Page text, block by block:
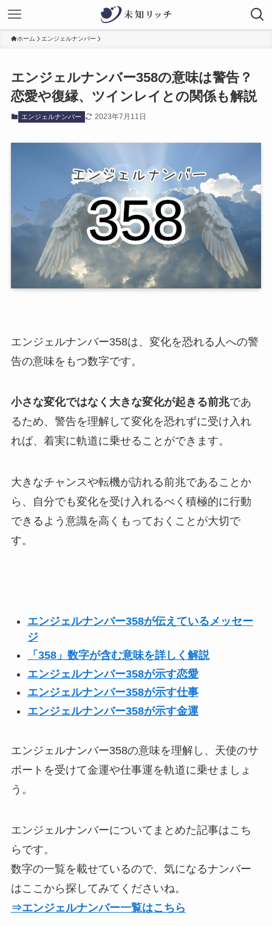
ホーム エンジェルナンバー
エンジェルナンバー358の意味は警告？
恋愛や復縁、ツインレイとの関係も解説
エンジェルナンバー 2023年7月11日
エンジェルナンバー358は、変化を恐れる人への警
告の意味をもつ数字です。
小さな変化ではなく大きな変化が起きる前兆であ
るため、警告を理解して変化を恐れずに受け入れ
れば、着実に軌道に乗せることができます。
大きなチャンスや転機が訪れる前兆であることか
ら、自分でも変化を受け入れるべく積極的に行動
できるよう意識を高くもっておくことが大切で
す。
エンジェルナンバー358が伝えているメッセー
ジ
「358」数字が含む意味を詳しく解説
エンジェルナンバー358が示す恋愛
エンジェルナンバー358が示す仕事
エンジェルナンバー358が示す金運
エンジェルナンバー358の意味を理解し、天使のサ
ポートを受けて金運や仕事運を軌道に乗せましょ
う。
エンジェルナンバーについてまとめた記事はこち
らです。
数字の一覧を載せているので、気になるナンバー
はここから探してみてくださいね。
⇒エンジェルナンバー一覧はこちら